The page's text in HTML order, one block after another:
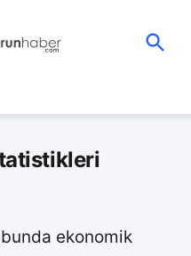
ekonomik